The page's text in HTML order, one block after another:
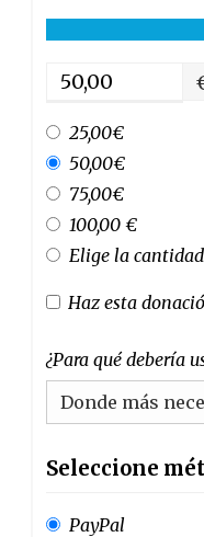
25,00€
50,00€
75,00€
100,00 €
Elige la
Haz esta
¿Para qué debería
Seleccione
PayPal